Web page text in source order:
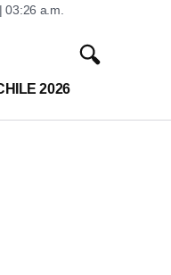
a.m.
2026